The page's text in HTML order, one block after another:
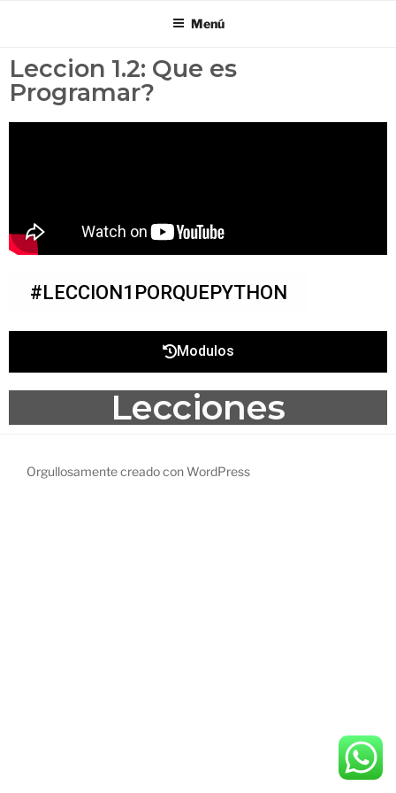
Menú
Leccion 1.2: Que es
Programar?
#LECCION1PORQUEPYTHON
Modulos
Lecciones
Orgullosamente creado con WordPress